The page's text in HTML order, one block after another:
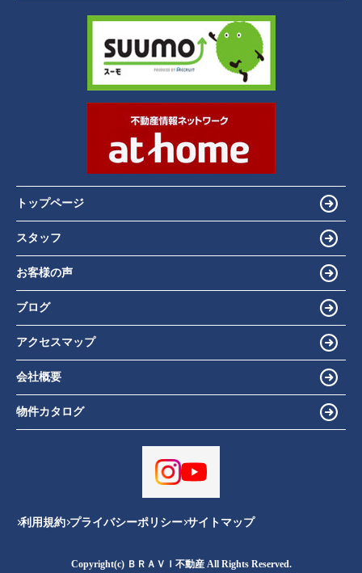
トップページ
スタッフ
お客様の声
ブログ
アクセスマップ
会社概要
物件カタログ
利用規約 プライバシーポリシー サイトマップ
Copyright(c) ＢＲＡＶＩ不動産 All Rights Reserved.